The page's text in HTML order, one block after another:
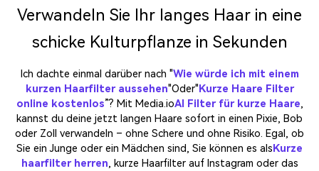
Verwandeln Sie Ihr langes Haar in eine
schicke Kulturpflanze in Sekunden
Ich dachte einmal darüber nach "Wie würde ich mit einem
kurzen Haarfilter aussehen"Oder" Kurze Haare Filter
online kostenlos”? Mit Media.ioAI Filter für kurze Haare,
kannst du deine jetzt langen Haare sofort in einen Pixie, Bob
oder Zoll verwandeln – ohne Schere und ohne Risiko. Egal, ob
Sie ein Junge oder ein Mädchen sind, Sie können es als Kurze
haarfilter herren, kurze Haarfilter auf Instagram oder das